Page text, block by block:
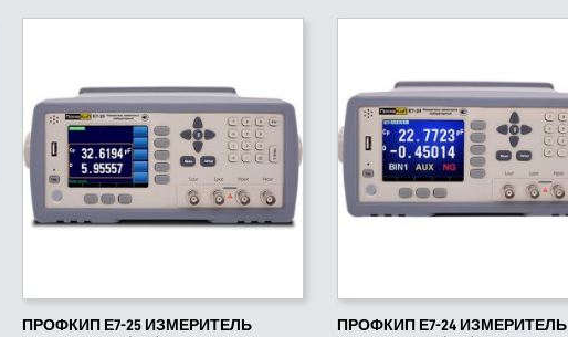
ПРОФКИП Е7-25 ИЗМЕРИТЕЛЬ
ПРОФКИП Е7-24 ИЗМЕРИТЕЛЬ